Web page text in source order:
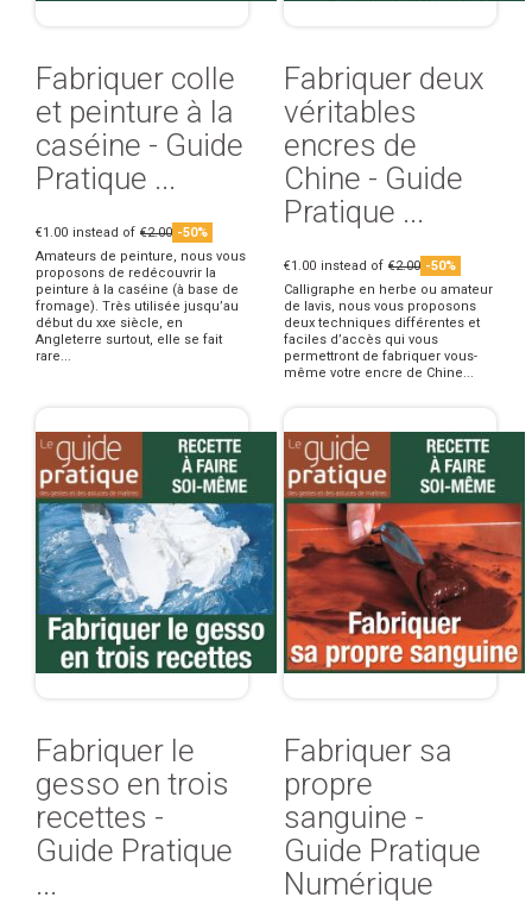
Fabriquer colle
et peinture à la
caséine - Guide
Pratique ...
€1.00 instead of €2.00 -50%
Amateurs de peinture, nous vous
proposons de redécouvrir la
peinture à la caséine (à base de
fromage). Très utilisée jusqu’au
début du xxe siècle, en
Angleterre surtout, elle se fait
rare...
Fabriquer deux
véritables
encres de
Chine - Guide
Pratique ...
€1.00 instead of €2.00 -50%
Calligraphe en herbe ou amateur
de lavis, nous vous proposons
deux techniques différentes et
faciles d’accès qui vous
permettront de fabriquer vous-
même votre encre de Chine...
Fabriquer le
gesso en trois
recettes -
Guide Pratique
...
Fabriquer sa
propre
sanguine -
Guide Pratique
Numérique